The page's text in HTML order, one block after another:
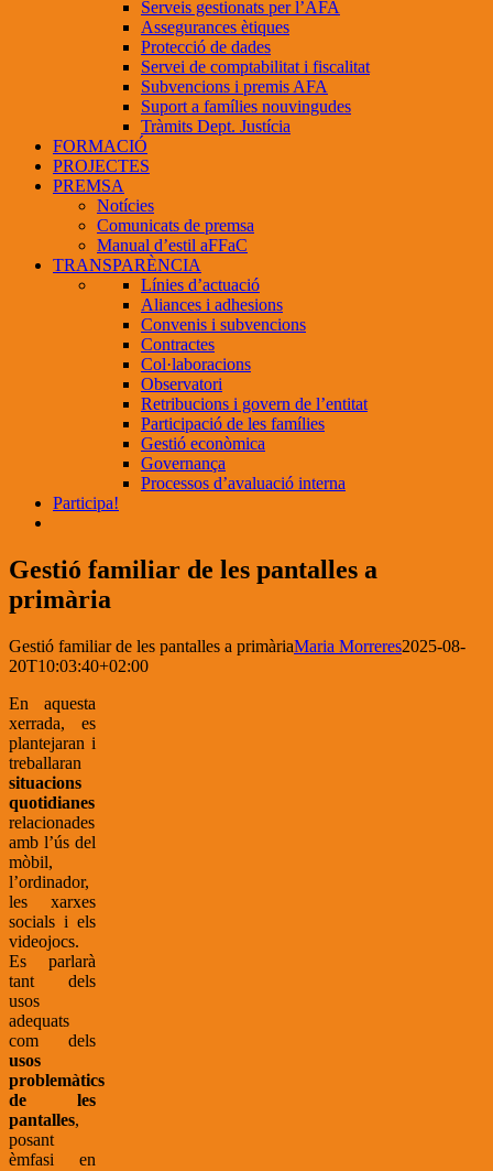
Serveis gestionats per l’AFA
Assegurances ètiques
Protecció de dades
Servei de comptabilitat i fiscalitat
Subvencions i premis AFA
Suport a famílies nouvingudes
Tràmits Dept. Justícia
FORMACIÓ
PROJECTES
PREMSA
Notícies
Comunicats de premsa
Manual d’estil aFFaC
TRANSPARÈNCIA
Línies d’actuació
Aliances i adhesions
Convenis i subvencions
Contractes
Col·laboracions
Observatori
Retribucions i govern de l’entitat
Participació de les famílies
Gestió econòmica
Governança
Processos d’avaluació interna
Participa!
Gestió familiar de les pantalles a
primària
Gestió familiar de les pantalles a primàriaMaria Morreres2025-08-
20T10:03:40+02:00
En aquesta
xerrada, es
plantejaran i
treballaran
situacions
quotidianes
relacionades
amb l’ús del
mòbil,
l’ordinador,
les xarxes
socials i els
videojocs.
Es parlarà
tant dels
usos
adequats
com dels
usos
problemàtics
de les
pantalles,
posant
èmfasi en